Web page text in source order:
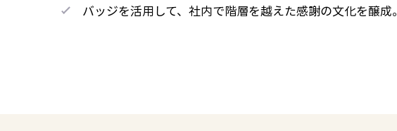
バッジを活用して、社内で階層を越えた感謝の文化を醸成。